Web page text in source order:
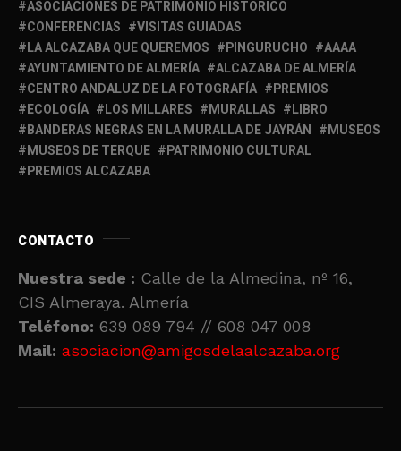
ASOCIACIONES DE PATRIMONIO HISTÓRICO
CONFERENCIAS
VISITAS GUIADAS
LA ALCAZABA QUE QUEREMOS
PINGURUCHO
AAAA
AYUNTAMIENTO DE ALMERÍA
ALCAZABA DE ALMERÍA
CENTRO ANDALUZ DE LA FOTOGRAFÍA
PREMIOS
ECOLOGÍA
LOS MILLARES MURALLAS
LIBRO
BANDERAS NEGRAS EN LA MURALLA DE JAYRÁN
MUSEOS
MUSEOS DE TERQUE
PATRIMONIO CULTURAL
PREMIOS ALCAZABA
CONTACTO
Nuestra sede : Calle de la Almedina, nº 16,
CIS Almeraya. Almería
Teléfono: 639 089 794 // 608 047 008
Mail: asociacion@amigosdelaalcazaba.org